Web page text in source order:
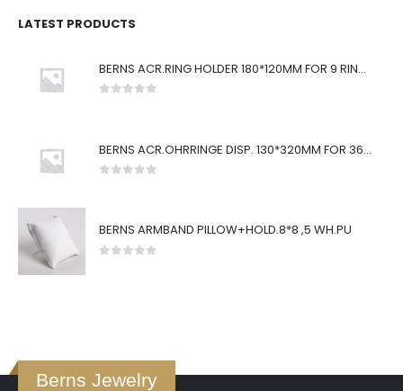
LATEST PRODUCTS
BERNS ACR.RING HOLDER 180*120MM FOR 9 RINGS
BERNS ACR.OHRRINGE DISP. 130*320MM FOR 36 PAIRS
BERNS ARMBAND PILLOW+HOLD.8*8 ,5 WH.PU
Berns Jewelry